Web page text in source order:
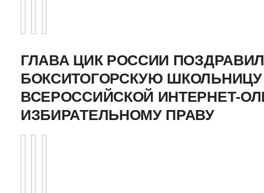
ГЛАВА ЦИК РОССИИ
БОКСИТОГОРСКУЮ
ВСЕРОССИЙСКОЙ ИНТЕРНЕТ-
ИЗБИРАТЕЛЬНОМУ ПРАВУ